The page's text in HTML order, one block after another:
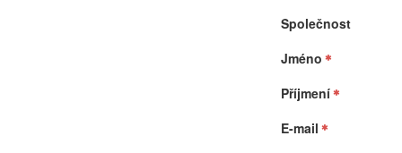
Společnost
Jméno
Příjmení
E-mail